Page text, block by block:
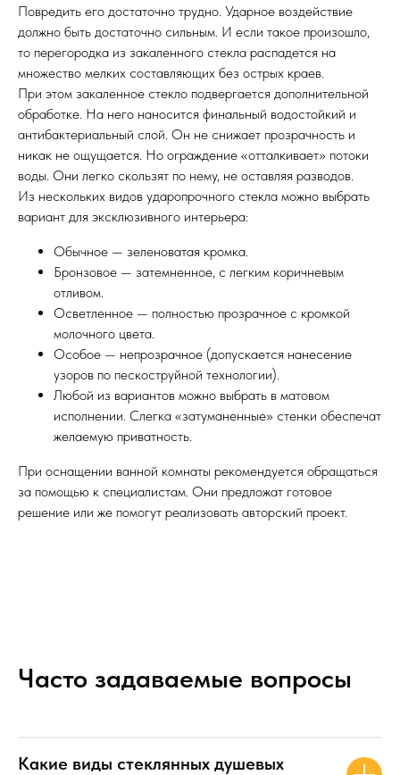
Повредить его достаточно трудно. Ударное воздействие
должно быть достаточно сильным. И если такое произошло,
то перегородка из закаленного стекла распадется на
множество мелких составляющих без острых краев.
При этом закаленное стекло подвергается дополнительной
обработке. На него наносится финальный водостойкий и
антибактериальный слой. Он не снижает прозрачность и
никак не ощущается. Но ограждение «отталкивает» потоки
воды. Они легко скользят по нему, не оставляя разводов.
Из нескольких видов ударопрочного стекла можно выбрать
вариант для эксклюзивного интерьера:
Обычное — зеленоватая кромка.
Бронзовое — затемненное, с легким коричневым
отливом.
Осветленное — полностью прозрачное с кромкой
молочного цвета.
Особое — непрозрачное (допускается нанесение
узоров по пескоструйной технологии).
Любой из вариантов можно выбрать в матовом
исполнении. Слегка «затуманенные» стенки обеспечат
желаемую приватность.
При оснащении ванной комнаты рекомендуется обращаться
за помощью к специалистам. Они предложат готовое
решение или же помогут реализовать авторский проект.
Часто задаваемые вопросы
Какие виды стеклянных душевых